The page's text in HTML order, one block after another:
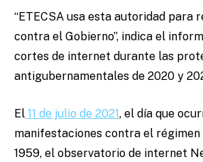
“ETECSA usa esta autoridad para
contra el Gobierno”, indica el
cortes de internet durante las
antigubernamentales de 2020 y
El 11 de julio de 2021, el día que
manifestaciones contra el
1959, el observatorio de internet